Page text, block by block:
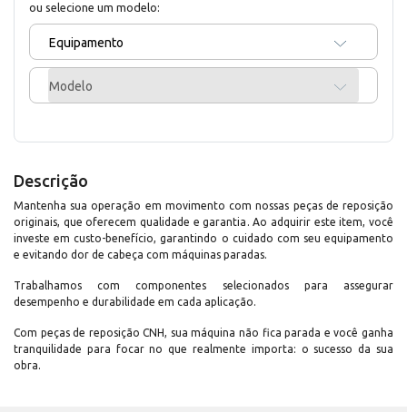
ou selecione um modelo:
Equipamento
Modelo
Descrição
Mantenha sua operação em movimento com nossas peças de reposição
originais, que oferecem qualidade e garantia. Ao adquirir este item, você
investe em custo-benefício, garantindo o cuidado com seu equipamento
e evitando dor de cabeça com máquinas paradas.
Trabalhamos com componentes selecionados para assegurar
desempenho e durabilidade em cada aplicação.
Com peças de reposição CNH, sua máquina não fica parada e você ganha
tranquilidade para focar no que realmente importa: o sucesso da sua
obra.